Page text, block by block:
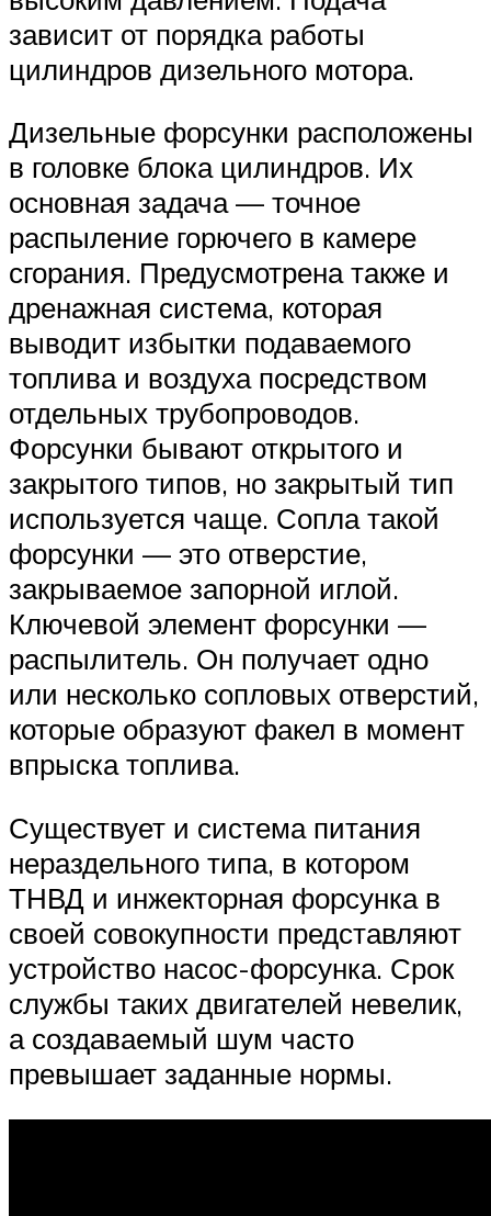
зависит от порядка работы
цилиндров дизельного мотора.
Дизельные форсунки расположены
в головке блока цилиндров. Их
основная задача — точное
распыление горючего в камере
сгорания. Предусмотрена также и
дренажная система, которая
выводит избытки подаваемого
топлива и воздуха посредством
отдельных трубопроводов.
Форсунки бывают открытого и
закрытого типов, но закрытый тип
используется чаще. Сопла такой
форсунки — это отверстие,
закрываемое запорной иглой.
Ключевой элемент форсунки —
распылитель. Он получает одно
или несколько сопловых отверстий,
которые образуют факел в момент
впрыска топлива.
Существует и система питания
нераздельного типа, в котором
ТНВД и инжекторная форсунка в
своей совокупности представляют
устройство насос-форсунка. Срок
службы таких двигателей невелик,
а создаваемый шум часто
превышает заданные нормы.